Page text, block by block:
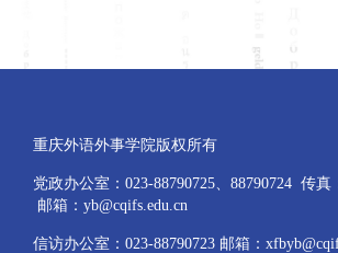
重庆外语外事学院版权所有
党政办公室：023-88790725、88790724 传真
邮箱：yb@cqifs.edu.cn
信访办公室：023-88790723 邮箱：